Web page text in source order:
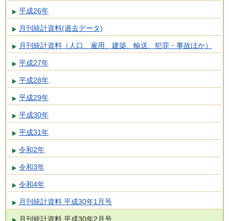
平成26年
月刊統計資料(過去データ)
月刊統計資料（人口、雇用、建築、輸送、犯罪・事故ほか）
平成27年
平成28年
平成29年
平成30年
平成31年
令和2年
令和3年
令和4年
月刊統計資料 平成30年1月号
月刊統計資料 平成30年2月号